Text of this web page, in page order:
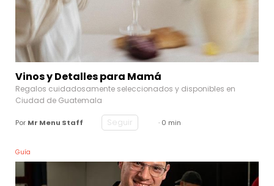
Vinos y Detalles para Mamá
Regalos cuidadosamente seleccionados y disponibles en
Ciudad de Guatemala
Por Mr Menu Staff Seguir · 0 min
Guía